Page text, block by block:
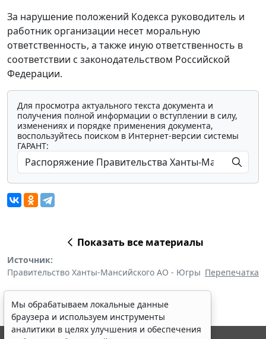
За нарушение положений Кодекса руководитель и
работник организации несет моральную
ответственность, а также иную ответственность в
соответствии с законодательством Российской
Федерации.
Для просмотра актуального текста документа и
получения полной информации о вступлении в силу,
изменениях и порядке применения документа,
воспользуйтесь поиском в Интернет-версии системы
ГАРАНТ:
Показать все материалы
Источник:
Правительство Ханты-Мансийского АО - Югры Перепечатка
Мы обрабатываем локальные данные
браузера и используем инструменты
аналитики в целях улучшения и обеспечения